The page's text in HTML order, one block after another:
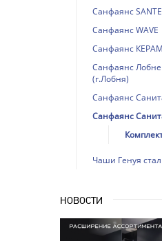
Санфаянс
Санфаянс WAVE
Санфаянс
Санфаянс
(г.Лобня)
Санфаянс
Санфаянс
Чаши Генуя
НОВОСТИ